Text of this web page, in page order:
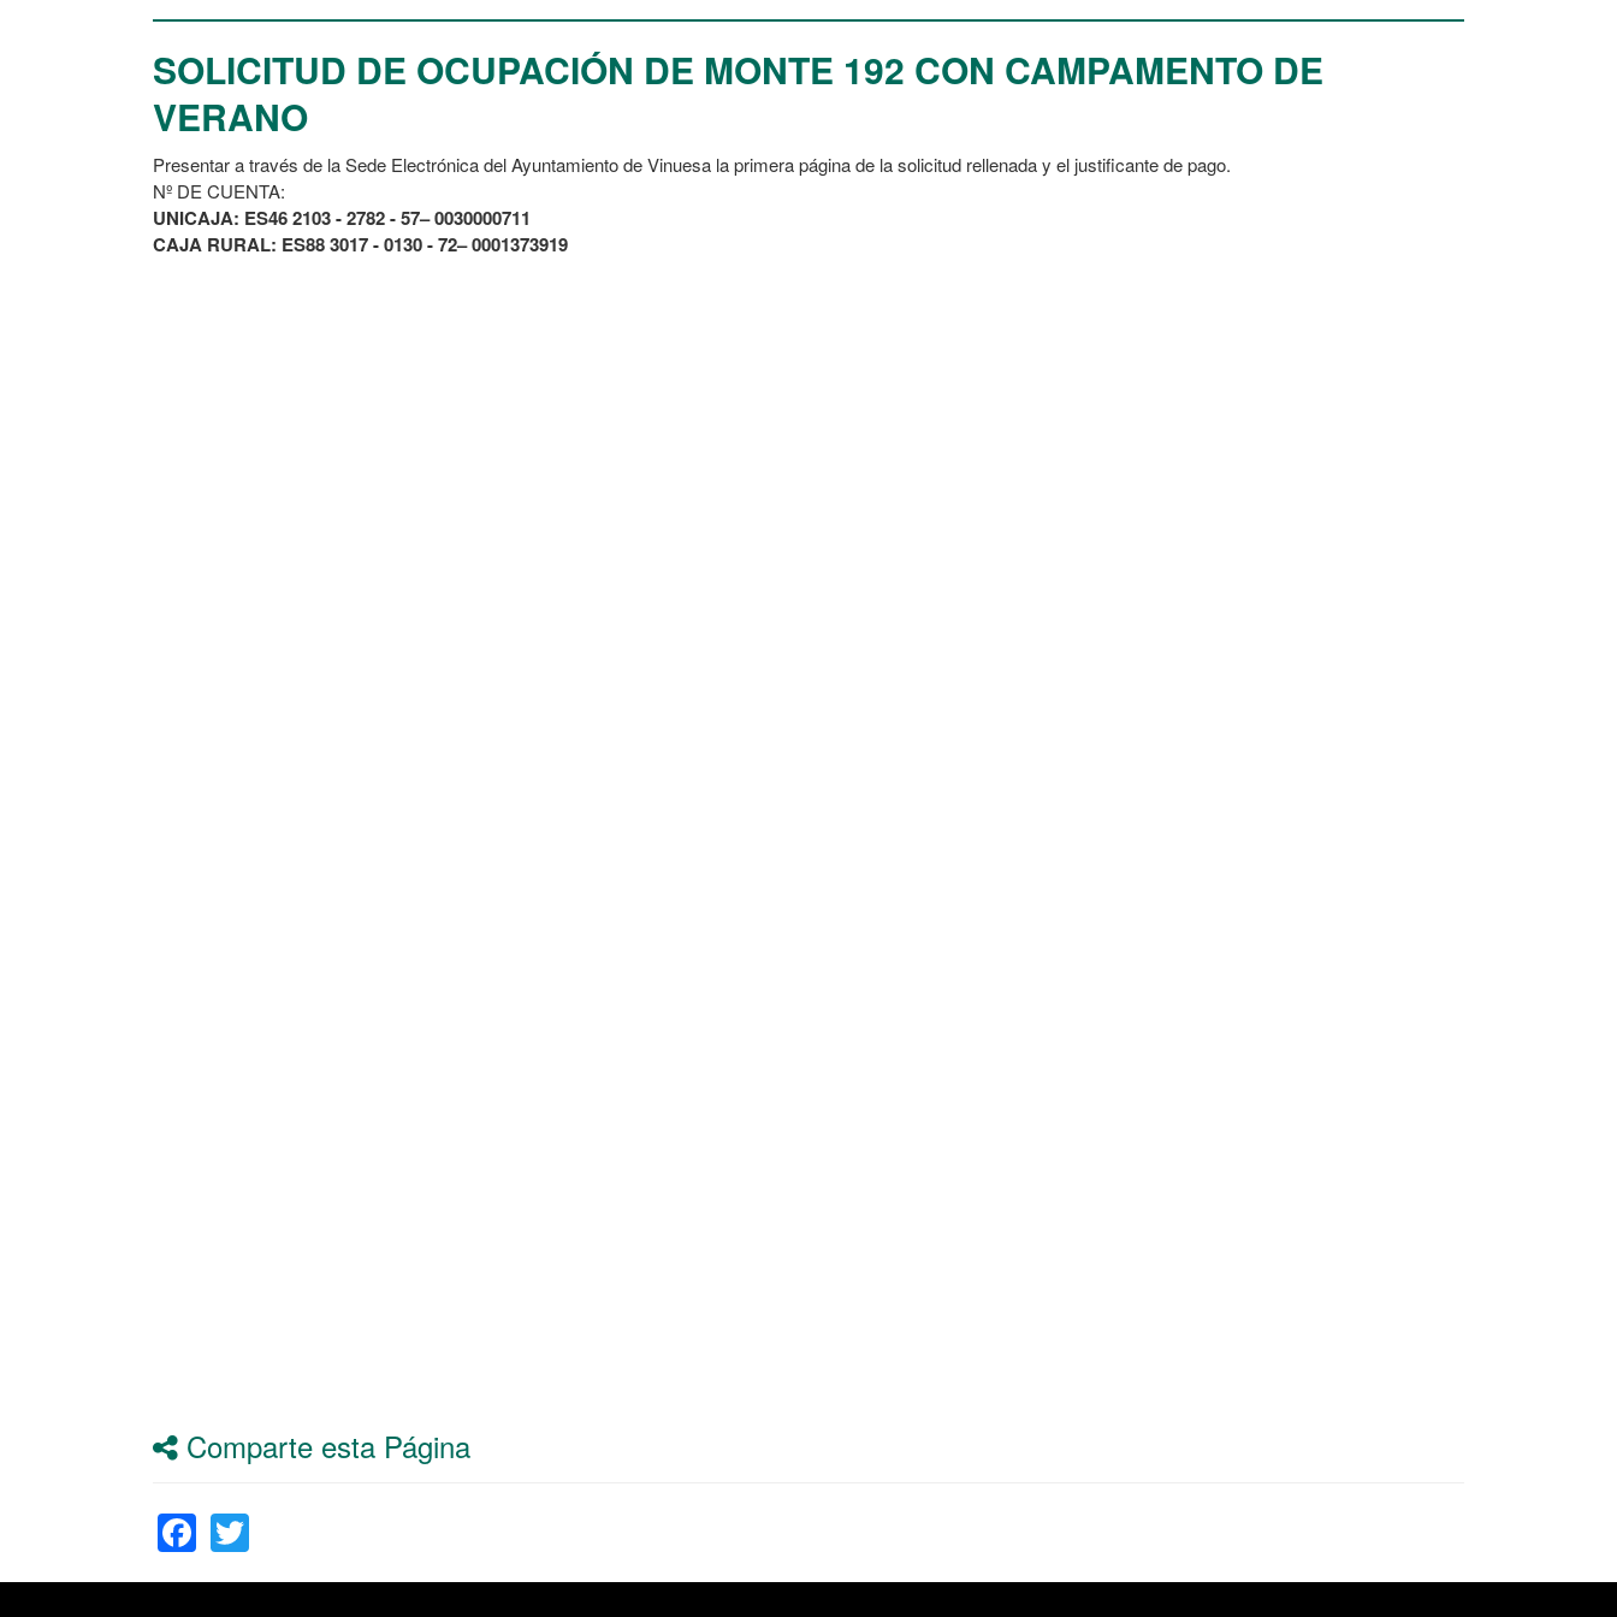
SOLICITUD DE OCUPACIÓN DE MONTE 192 CON CAMPAMENTO DE
VERANO
Presentar a través de la Sede Electrónica del Ayuntamiento de Vinuesa la primera página de la solicitud rellenada y el justificante de pago.
Nº DE CUENTA:
UNICAJA: ES46 2103 - 2782 - 57– 0030000711
CAJA RURAL: ES88 3017 - 0130 - 72– 0001373919
Comparte esta Página
Facebook